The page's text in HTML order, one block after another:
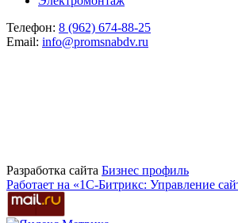
Телефон: 8 (962) 674-88-25
Email: info@promsnabdv.ru
Разработка сайта Бизнеc профиль
Работает на «1С-Битрикс: Управление